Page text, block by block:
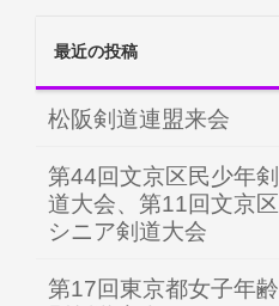
最近の投稿
松阪剣道連盟来会
第44回文京区民少年剣
道大会、第11回文京区
シニア剣道大会
第17回東京都女子年齢